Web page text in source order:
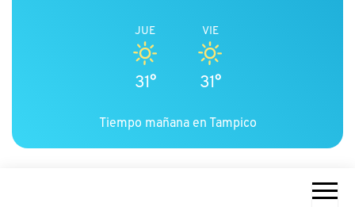
JUE
31°
VIE
31°
Tiempo mañana en Tampico